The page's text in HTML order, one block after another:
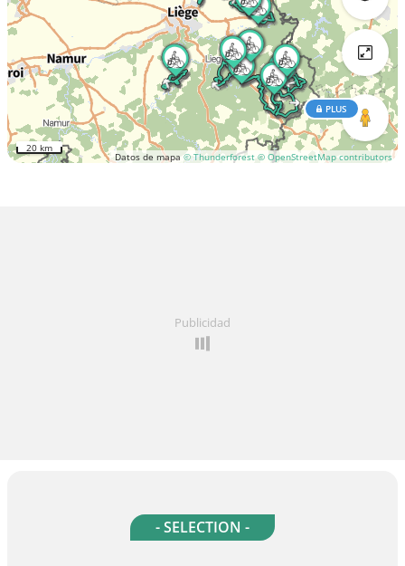
Datos de mapa © Thunderforest © OpenStreetMap contributors
PLUS
20 km
Publicidad
- SELECTION -